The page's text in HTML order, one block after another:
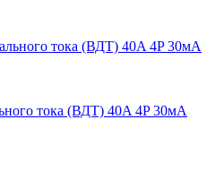
тока (ВДТ) 40A 4P 30мА